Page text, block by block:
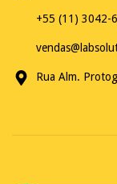
+55 (11) 3042-
Rua Alm.